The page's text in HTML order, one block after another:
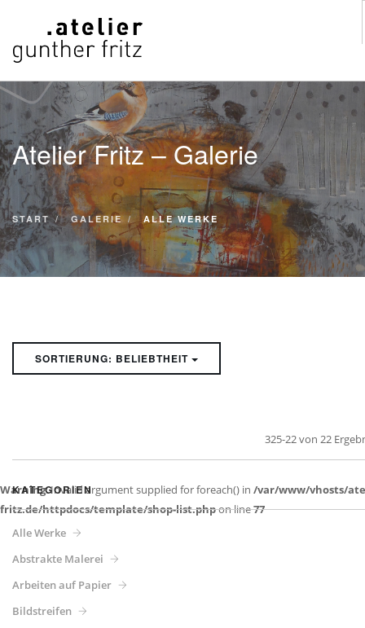
START
WERKE
VITA
KONTAKT
GALERIE
SUCHE
Atelier Fritz – Galerie
START GALERIE ALLE WERKE
SORTIERUNG: BELIEBTHEIT
325-22 von 22
Warning: Invalid argument supplied for foreach() in /var/www/vhosts/
fritz.de/httpdocs/template/shop-list.phpon line77
KATEGORIEN
Alle Werke
Abstrakte Malerei
Arbeiten auf Papier
Bildstreifen